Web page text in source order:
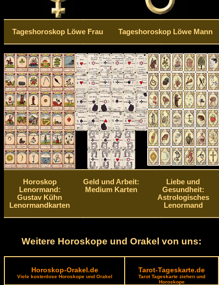
Tageshoroskop Löwe Frau Tageshoroskop Löwe Mann
Horoskop
Lenormand:
Gustav Kühn
Lenormandkarten
Geld und Arbeit:
Medium Karten
Liebe und
Gesundheit:
Astrologisches
Lenormand
Weitere Horoskope und Orakel von uns:
Horoskop-Orakel.de
Viele kostenlose Horoskope und Orakel
Tarot-Tageskarte.de
Tarot Tageskarte ziehen und
Horoskope